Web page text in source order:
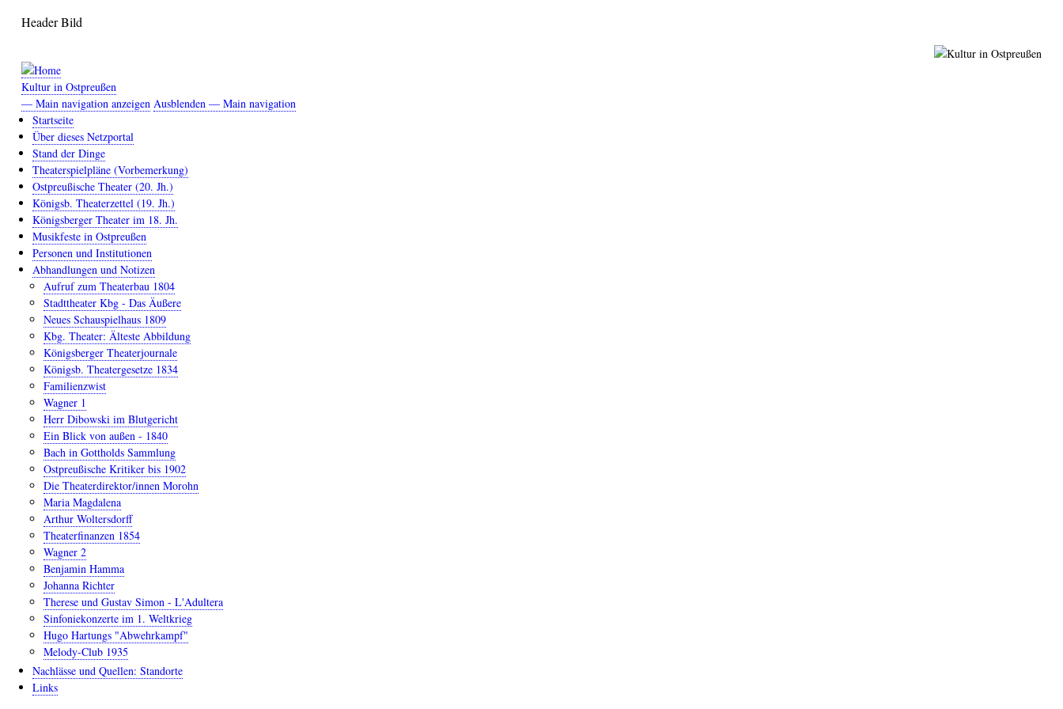
DirektHeader Bild
Kultur in Ostpreußen
Main
navigation
— Main navigation anzeigen Ausblenden — Main navigation
Startseite
Über dieses Netzportal
Stand der Dinge
Theaterspielpläne (Vorbemerkung)
Ostpreußische Theater (20. Jh.)
Königsb. Theaterzettel (19. Jh.)
Königsberger Theater im 18. Jh.
Musikfeste in Ostpreußen
Personen und Institutionen
Abhandlungen und Notizen
Aufruf zum Theaterbau 1804
Stadttheater Kbg - Das Äußere
Neues Schauspielhaus 1809
Kbg. Theater: Älteste Abbildung
Königsberger Theaterjournale
Königsb. Theatergesetze 1834
Familienzwist
Wagner 1
Herr Dibowski im Blutgericht
Ein Blick von außen - 1840
Bach in Gottholds Sammlung
Ostpreußische Kritiker bis 1902
Die Theaterdirektor/innen Morohn
Maria Magdalena
Arthur Woltersdorff
Theaterfinanzen 1854
Wagner 2
Benjamin Hamma
Johanna Richter
Therese und Gustav Simon - L'Adultera
Sinfoniekonzerte im 1. Weltkrieg
Hugo Hartungs "Abwehrkampf"
Melody-Club 1935
Nachlässe und Quellen: Standorte
Links